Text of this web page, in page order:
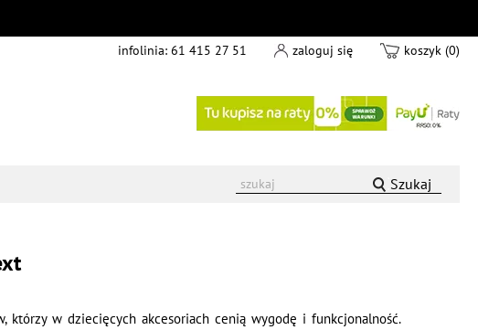
infolinia: 61 415 27 51 zaloguj się koszyk (0)
Szukaj
którzy w dziecięcych akcesoriach cenią wygodę i funkcjonalność.